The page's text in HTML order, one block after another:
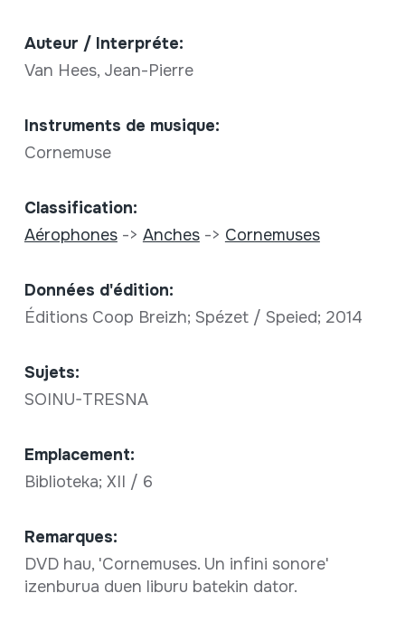
Auteur / Interpréte:
Van Hees, Jean-Pierre
Instruments de musique:
Cornemuse
Classification:
Aérophones-> Anches-> Cornemuses
Données d'édition:
Éditions Coop Breizh; Spézet / Speied; 2014
Sujets:
SOINU-TRESNA
Emplacement:
Biblioteka; XII / 6
Remarques:
DVD hau, 'Cornemuses. Un infini sonore'
izenburua duen liburu batekin dator.